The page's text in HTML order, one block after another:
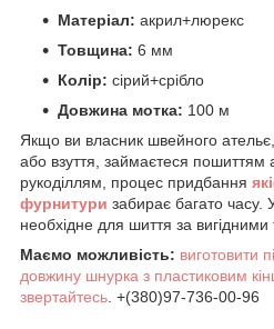
Матеріал: акрил+люрекс
Товщина: 6 мм
Колір: сірий+срібло
Довжина мотка: 100 м
Якщо ви власник швейного
або взуття, займаєтеся пошиттям
рукоділлям, процес придбання
фурнитури забирає багато часу.
необхідне для шиття за
Маємо можливість: виготовити
довжину шнурка з пластиковим
звертайтесь . +(380)97-736-00-96